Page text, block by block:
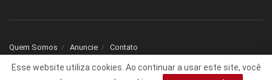
Quem Somos Anuncie Contato
© 2025 Todos os direitos reservados Folha1 - Desenvolvido por dNNr Dev
Esse website utiliza cookies. Ao continuar a usar este site, você